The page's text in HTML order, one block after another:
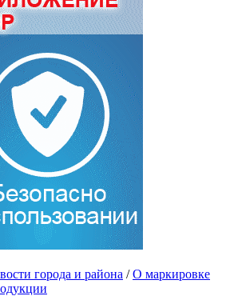
города и района / О маркировке